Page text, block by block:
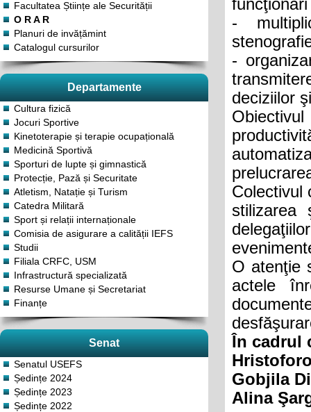
Facultatea Științe ale Securității
O R A R
Planuri de invățămint
Catalogul cursurilor
Departamente
Cultura fizică
Jocuri Sportive
Kinetoterapie și terapie ocupațională
Medicină Sportivă
Sporturi de lupte și gimnastică
Protecție, Pază și Securitate
Atletism, Natație și Turism
Catedra Militară
Sport și relații internaționale
Comisia de asigurare a calității IEFS
Studii
Filiala CRFC, USM
Infrastructură specializată
Resurse Umane și Secretariat
Finanțe
Senat
Senatul USEFS
Ședințe 2024
Ședințe 2023
Ședințe 2022
-
-
deciziilor
Colectivul
stilizarea
O atenţie
actele
În cadrul
Gobjila
Alina